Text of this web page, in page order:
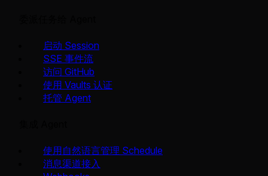
启动 Session
SSE 事件流
访问 GitHub
使用 Vaults 认证
托管 Agent
使用自然语言管理 Schedule
消息渠道接入